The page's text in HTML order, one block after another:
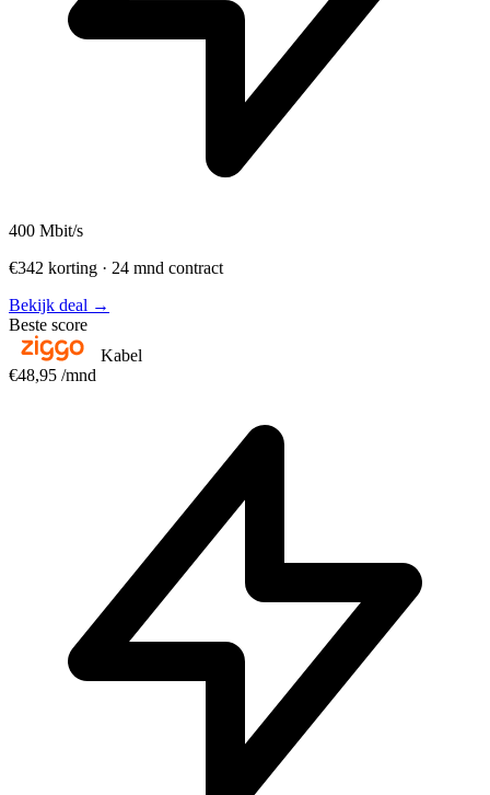
400 Mbit/s
€342 korting · 24 mnd contract
Bekijk deal →
Beste score
Kabel
€48,95 /mnd